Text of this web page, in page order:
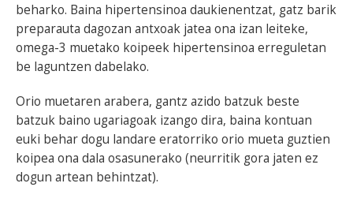
beharko. Baina hipertensinoa daukienentzat, gatz barik
preparauta dagozan antxoak jatea ona izan leiteke,
omega-3 muetako koipeek hipertensinoa erreguletan
be laguntzen dabelako.
Orio muetaren arabera, gantz azido batzuk beste
batzuk baino ugariagoak izango dira, baina kontuan
euki behar dogu landare eratorriko orio mueta guztien
koipea ona dala osasunerako (neurritik gora jaten ez
dogun artean behintzat).